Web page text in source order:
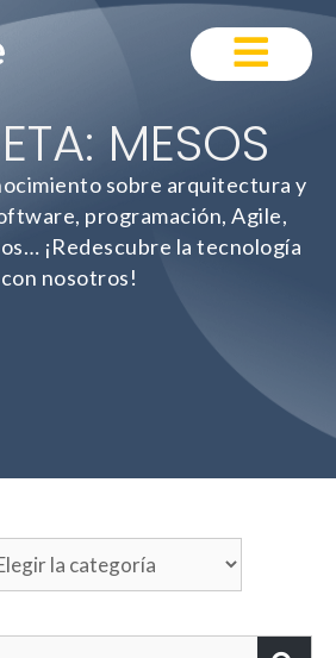
MESOS
sobre arquitectura y
programación, Agile,
¡Redescubre la tecnología
con nosotros!